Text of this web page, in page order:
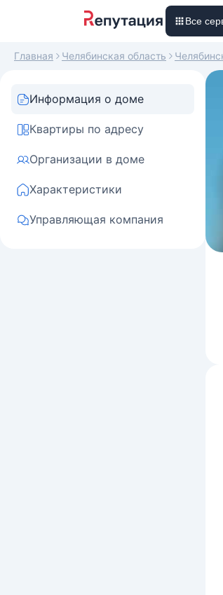
Все
Главная Челябинская область
Информация о доме
Квартиры по адресу
Организации в доме
Характеристики
Управляющая компания